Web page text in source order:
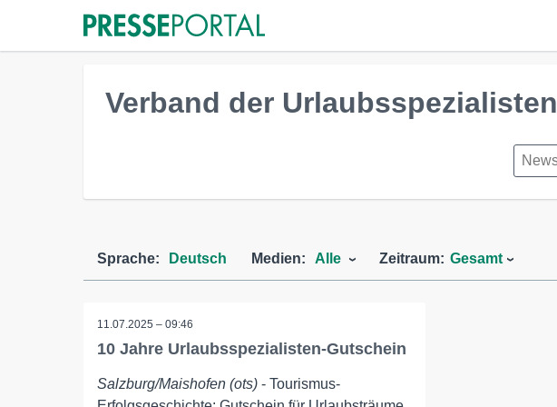
Verband der Urlaubsspezialisten
Sprache: Deutsch Medien: Alle Zeitraum: Gesamt
11.07.2025 – 09:46
10 Jahre Urlaubsspezialisten-Gutschein
Salzburg/Maishofen (ots) - Tourismus-